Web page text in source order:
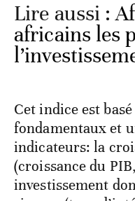
Lire aussi :
africains les
Cet indice est
fondamentaux et
indicateurs: la
(croissance du
investissement